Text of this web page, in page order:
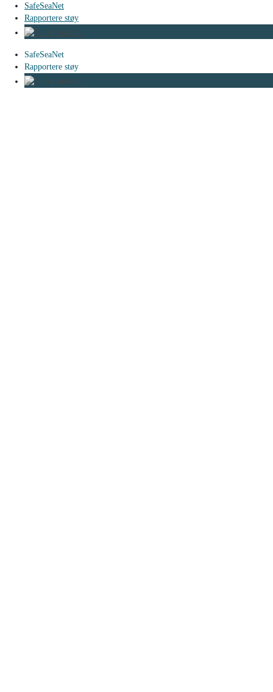
SafeSeaNet
Rapportere støy
SafeSeaNet
Rapportere støy